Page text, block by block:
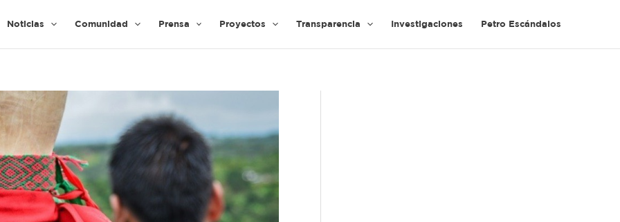
Noticias Comunidad Prensa Proyectos Transparencia Investigaciones Petro Escándalos